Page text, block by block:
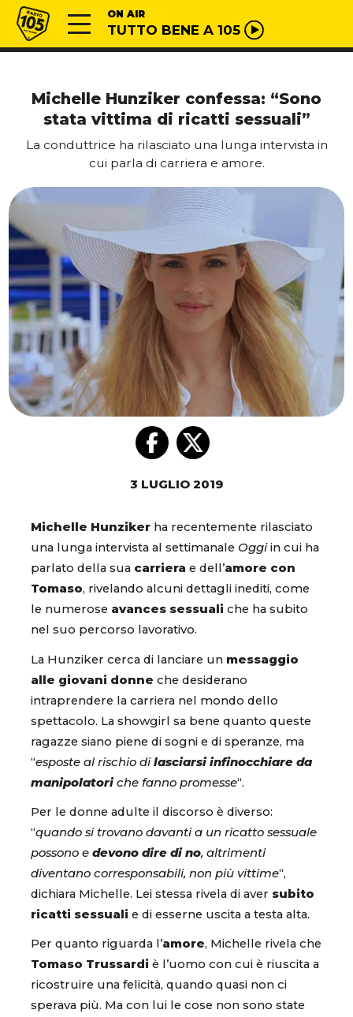
Vai al contenuto
Radio 105 ON AIR
TUTTO BENE A 105
Michelle Hunziker confessa: “Sono
stata vittima di ricatti sessuali”
La conduttrice ha rilasciato una lunga intervista in
cui parla di carriera e amore.
3 LUGLIO 2019
Michelle Hunziker ha recentemente rilasciato
una lunga intervista al settimanale Oggiin cui ha
parlato della sua carriera e dell’amore con
Tomaso, rivelando alcuni dettagli inediti, come
le numerose avances sessuali che ha subito
nel suo percorso lavorativo.
La Hunziker cerca di lanciare un messaggio
alle giovani donne che desiderano
intraprendere la carriera nel mondo dello
spettacolo. La showgirl sa bene quanto queste
ragazze siano piene di sogni e di speranze, ma
“esposte al rischio dilasciarsi infinocchiare da
manipolatoriche fanno promesse“.
Per le donne adulte il discorso è diverso:
“quando si trovano davanti a un ricatto sessuale
possono e devono dire di no, altrimenti
diventano corresponsabili, non più vittime“,
dichiara Michelle. Lei stessa rivela di aver subito
ricatti sessuali e di esserne uscita a testa alta.
Per quanto riguarda l’amore, Michelle rivela che
Tomaso Trussardi è l’uomo con cui è riuscita a
ricostruire una felicità, quando quasi non ci
sperava più. Ma con lui le cose non sono state